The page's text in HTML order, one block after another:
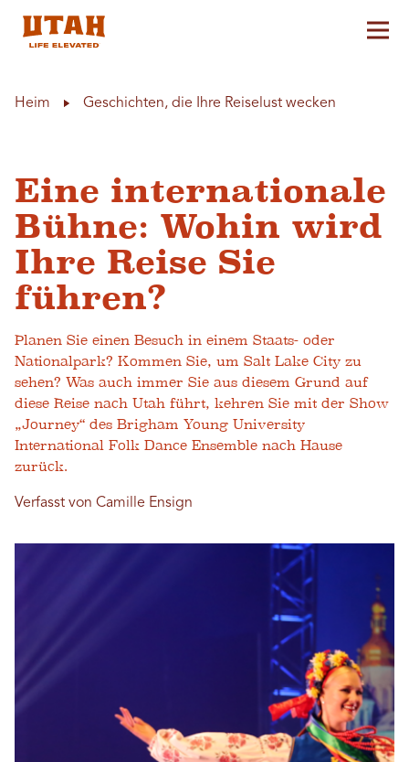
Heim Geschichten, die Ihre Reiselust wecken
Eine internationale
Bühne: Wohin wird
Ihre Reise Sie
führen?
Planen Sie einen Besuch in einem Staats- oder
Nationalpark? Kommen Sie, um Salt Lake City zu
sehen? Was auch immer Sie aus diesem Grund auf
diese Reise nach Utah führt, kehren Sie mit der Show
„Journey“ des Brigham Young University
International Folk Dance Ensemble nach Hause
zurück.
Verfasst von Camille Ensign